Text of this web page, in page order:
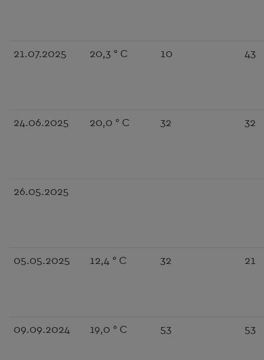
21.07.2025 20,3 ° C 10 43
24.06.2025 20,0 ° C 32 32
26.05.2025
05.05.2025 12,4 ° C 32 21
09.09.2024 19,0 ° C 53 53